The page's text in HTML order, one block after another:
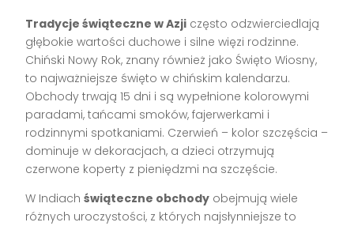
Tradycje świąteczne w Azji często odzwierciedlają
głębokie wartości duchowe i silne więzi rodzinne.
Chiński Nowy Rok, znany również jako Święto Wiosny,
to najważniejsze święto w chińskim kalendarzu.
Obchody trwają 15 dni i są wypełnione kolorowymi
paradami, tańcami smoków, fajerwerkami i
rodzinnymi spotkaniami. Czerwień – kolor szczęścia –
dominuje w dekoracjach, a dzieci otrzymują
czerwone koperty z pieniędzmi na szczęście.
W Indiachświąteczne obchody obejmują wiele
różnych uroczystości, z których najsłynniejsze to